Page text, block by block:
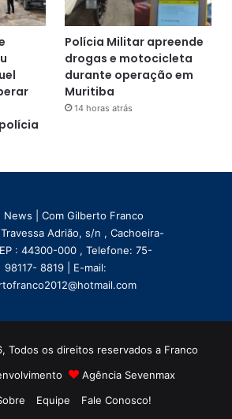
Polícia Militar apreende
drogas e motocicleta
durante operação em
Muritiba
14 horas atrás
News | Com Gilberto Franco
Adrião, s/n , Cachoeira-
: 44300-000 , Telefone: 75-
98117- 8819 | E-mail:
Todos os direitos reservados a Franco
Agência Sevenmax
Equipe Fale Conosco!